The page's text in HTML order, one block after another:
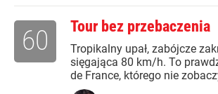
Tour bez przebaczenia
Tropikalny upał, zabójcze
sięgająca 80 km/h. To
de France, którego nie
60